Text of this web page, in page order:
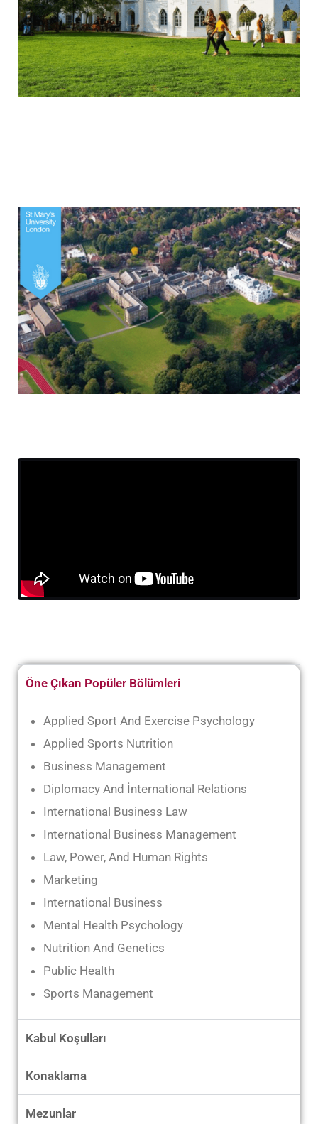
Öne Çıkan Popüler Bölümleri
Applied Sport And Exercise Psychology
Applied Sports Nutrition
Business Management
Diplomacy And İnternational Relations
International Business Law
International Business Management
Law, Power, And Human Rights
Marketing
International Business
Mental Health Psychology
Nutrition And Genetics
Public Health
Sports Management
Kabul Koşulları
Konaklama
Mezunlar